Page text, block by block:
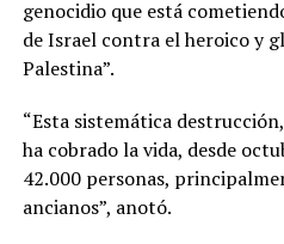
genocidio que está
de Israel contra el heroico y
Palestina”.
“Esta sistemática
ha cobrado la vida, desde
42.000 personas,
ancianos”, anotó.